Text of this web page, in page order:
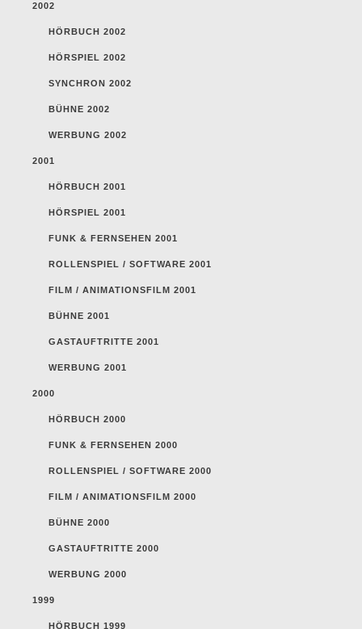
2002
HÖRBUCH 2002
HÖRSPIEL 2002
SYNCHRON 2002
BÜHNE 2002
WERBUNG 2002
2001
HÖRBUCH 2001
HÖRSPIEL 2001
FUNK & FERNSEHEN 2001
ROLLENSPIEL / SOFTWARE 2001
FILM / ANIMATIONSFILM 2001
BÜHNE 2001
GASTAUFTRITTE 2001
WERBUNG 2001
2000
HÖRBUCH 2000
FUNK & FERNSEHEN 2000
ROLLENSPIEL / SOFTWARE 2000
FILM / ANIMATIONSFILM 2000
BÜHNE 2000
GASTAUFTRITTE 2000
WERBUNG 2000
1999
HÖRBUCH 1999